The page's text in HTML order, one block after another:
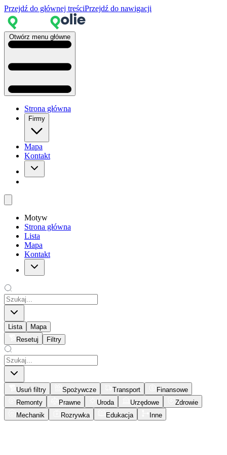
Przejdź do głównej treściPrzejdź do nawigacji
Otwórz menu główne
Strona główna
Firmy
Mapa
Kontakt
Motyw
Strona główna
Lista
Mapa
Kontakt
Lista
Mapa
Resetuj
Filtry
Usuń filtry Spożywcze Transport
Finansowe
Remonty
Prawne Uroda Urzędowe
Zdrowie
Mechanik
Rozrywka Edukacja Inne